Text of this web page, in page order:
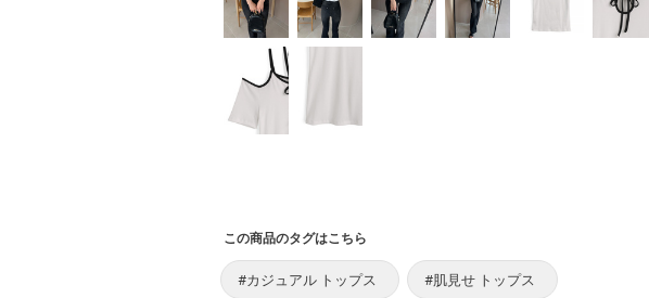
この商品のタグはこちら
#カジュアル トップス #肌見せ トップス